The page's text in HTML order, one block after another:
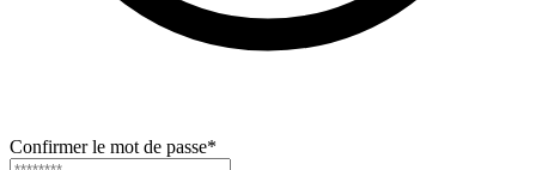
Confirmer le mot de passe*